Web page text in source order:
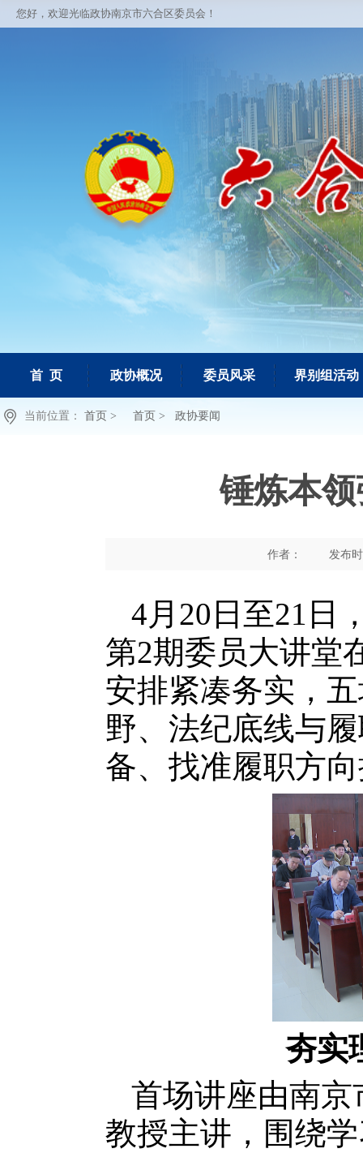
您好，欢迎光临政协南京市六合区委员会！
首 页 政协概况 委员风采 界别组活动
当前位置： 首页 > 首页 > 政协要闻
锤炼本
作者： 发布
4月20日至21日
第2期委员大讲堂
安排紧凑务实，
野、法纪底线与
备、找准履职方
夯实
首场讲座由南
教授主讲，围绕